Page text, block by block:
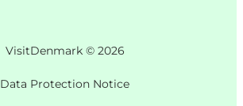
VisitDenmark © 2026
Data Protection Notice